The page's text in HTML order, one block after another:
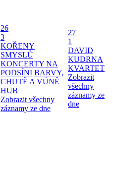
26
3
KOŘENY
SMYSLŮ
KONCERTY NA
PODSÍNI BARVY,
CHUTĚ A VŮNĚ
HUB
Zobrazit všechny
záznamy ze dne
27
1
DAVID
KUDRNA
KVARTET
Zobrazit
všechny
záznamy ze
dne